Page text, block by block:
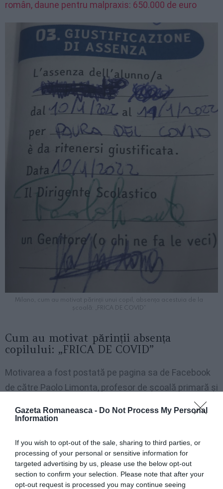
Gazeta Romaneasca - Do Not Process My Personal
Information
If you wish to opt-out of the sale, sharing to third parties, or
processing of your personal or sensitive information for
targeted advertising by us, please use the below opt-out
section to confirm your selection. Please note that after your
opt-out request is processed you may continue seeing
român, daune pentru malpraxis: 650.000 de euro
Milano, cum au motivat părinții unui copil, absența acestuia de la
școală: „FRICA DE COVID”
Cum au motivat părinții absența
copilului: „FRICA DE COVID”
Motivarea a fost postată pe pagina sa de Facebook
de către Paolo Limonta, profesor de școală primară și
mesajul său de pe rețeaua socială.
„Am vorbit cu părinții lui și le-am explicat că i-am
înțeles foarte bine. Dar copilul s-ar fi simțit mult mai